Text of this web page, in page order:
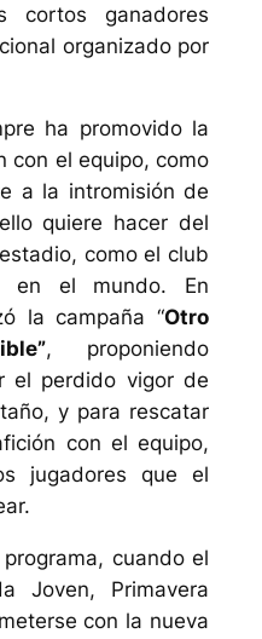
cortos ganadores
organizado por
ha promovido la
con el equipo, como
a la intromisión de
quiere hacer del
como el club
en el mundo. En
la campaña “Otro
, proponiendo
el perdido vigor de
y para rescatar
con el equipo,
jugadores que el
cuando el
Joven, Primavera
con la nueva